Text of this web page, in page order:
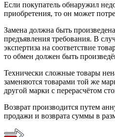
Если покупатель обнаружил
приобретения, то он может
Замена должна быть
предъявления требования. В
экспертиза на соответствие
то обмен должен быть
Технически сложные товары
заменяются товарами той же
другой марки с перерасчётом
Возврат производится путем
продажи и возврата суммы в